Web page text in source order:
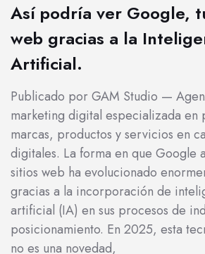
Así podría ver Google,
web gracias a la
Artificial.
Publicado por GAM Studio —
marketing digital especializada en
marcas, productos y servicios en
digitales. La forma en que Google
sitios web ha evolucionado
gracias a la incorporación de
artificial (IA) en sus procesos de
posicionamiento. En 2025, esta
no es una novedad,